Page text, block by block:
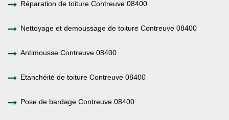
Réparation de toiture Contreuve 08400
Nettoyage et demoussage de toiture Contreuve 08400
Antimousse Contreuve 08400
Etanchéité de toiture Contreuve 08400
Pose de bardage Contreuve 08400